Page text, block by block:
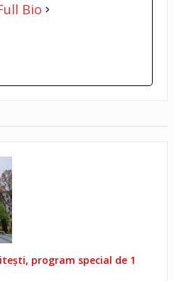
Bio
program special de 1